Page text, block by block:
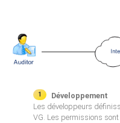
Développement
Les développeurs
VG. Les permissions